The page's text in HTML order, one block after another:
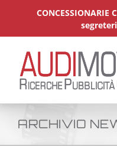
CONCESSIONARIE
ARCHIVIO